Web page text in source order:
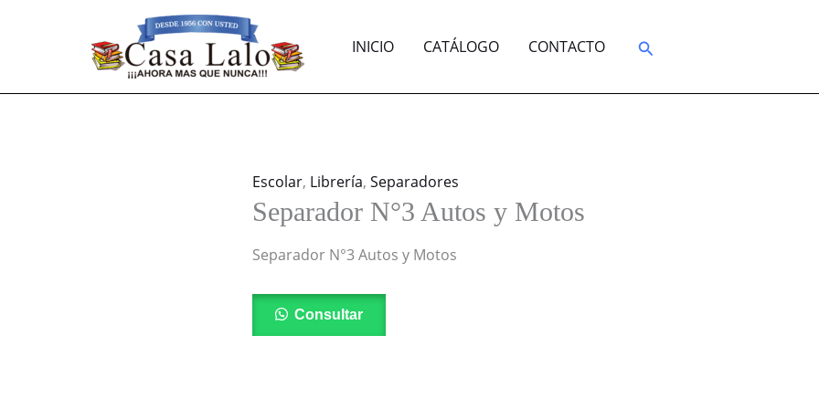
INICIO CATÁLOGO CONTACTO Buscar
Escolar, Librería,Separadores
Separador N°3 Autos y Motos
Separador N°3 Autos y Motos
Consultar